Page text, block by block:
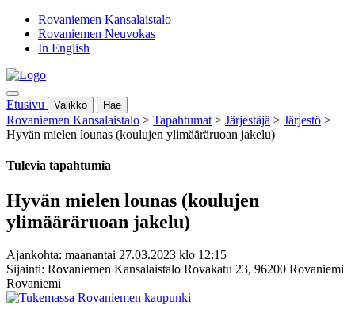
Rovaniemen Kansalaistalo
Rovaniemen Neuvokas
In English
Etusivu Valikko Hae
Rovaniemen Kansalaistalo > Tapahtumat > Järjestäjä > Järjestö >
Hyvän mielen lounas (koulujen ylimääräruoan jakelu)
Tulevia tapahtumia
Hyvän mielen lounas (koulujen
ylimääräruoan jakelu)
Ajankohta: maanantai 27.03.2023 klo 12:15
Sijainti: Rovaniemen Kansalaistalo Rovakatu 23, 96200 Rovaniemi
Rovaniemi